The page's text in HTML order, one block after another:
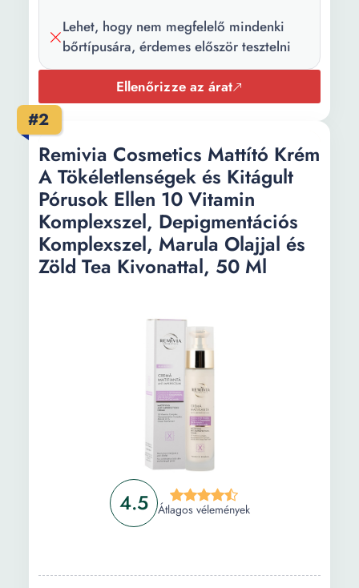
Lehet, hogy nem megfelelő mindenki
bőrtípusára, érdemes először tesztelni
Ellenőrizze az árat
#2
4.5 Átlagos vélemények
Remivia Cosmetics Mattító Krém
A Tökéletlenségek és Kitágult
Pórusok Ellen 10 Vitamin
Komplexszel, Depigmentációs
Komplexszel, Marula Olajjal és
Zöld Tea Kivonattal, 50 Ml